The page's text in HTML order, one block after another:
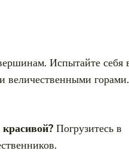
Испытайте себя
Погрузитесь в